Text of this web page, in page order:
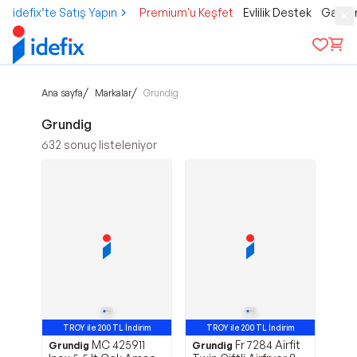
idefix’te Satış Yapın Premium'u Keşfet Evlilik Destek
Ana sayfa/ Markalar/ Grundig
Grundig
632 sonuç listeleniyor
TROY ile 200 TL İndirim
Grundig MC 425911
TROY ile 200 TL İndirim
Grundig Fr 7284 Airfit